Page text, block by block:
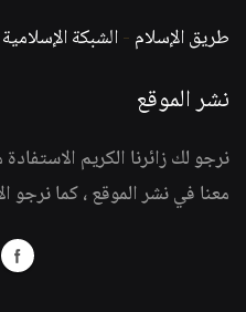
طريق الإسلام -الشبكة الإسلامية
نشر الموقع
نرجو لك زائرنا الكريم
معنا في نشر الموقع ، كما نرجو